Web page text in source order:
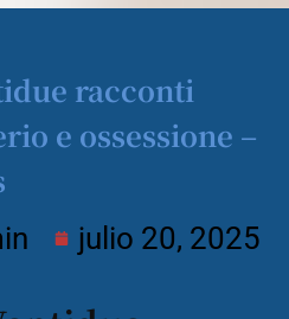
racconti
e ossessione –
julio 20, 2025